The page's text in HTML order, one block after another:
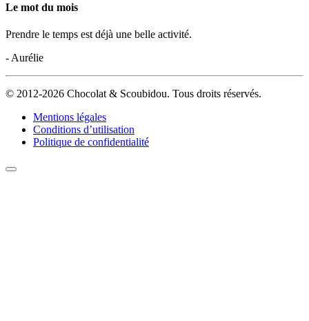
Le mot du mois
Prendre le temps est déjà une belle activité.
- Aurélie
© 2012-2026 Chocolat & Scoubidou. Tous droits réservés.
Mentions légales
Conditions d’utilisation
Politique de confidentialité